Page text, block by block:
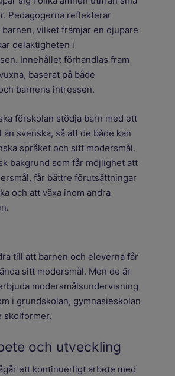
Pedagogerna reflekterar
vilket främjar en djupare
delaktigheten i
Innehållet förhandlas fram
baserat på både
barnens intressen.
förskolan stödja barn med ett
än svenska, så att de både kan
språket och sitt modersmål.
bakgrund som får möjlighet att
får bättre förutsättningar
och att växa inom andra
till att barnen och eleverna får
sitt modersmål. Men de är
modersmålsundervisning
i grundskolan, gymnasieskolan
skolformer.
och utveckling
ett kontinuerligt arbete med